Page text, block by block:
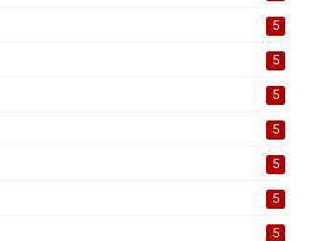
5
5
5
5
5
5
5